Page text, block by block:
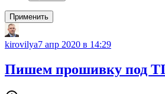
Применить
kirovilya7 апр 2020 в 14:29
Пишем прошивку под TI